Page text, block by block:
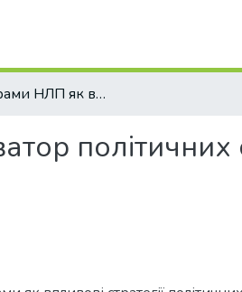
Метапрограми НЛП як впливовий активатор політичних слоганів
політичних